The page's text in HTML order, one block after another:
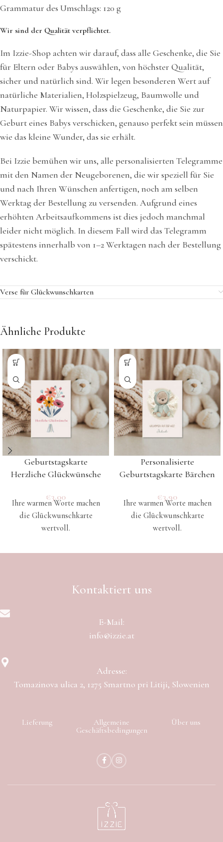
Grammatur des Umschlags: 120 g
Wir sind der Qualität verpflichtet.
Im Izzie-Shop achten wir darauf, dass alle Geschenke, die Sie
für Eltern oder Babys auswählen, von höchster Qualität,
sicher und natürlich sind. Wir legen besonderen Wert auf
natürliche Materialien, Holzspielzeug, Baumwolle und
Naturpapier. Wir wissen, dass die Geschenke, die Sie zur
Geburt eines Babys verschicken, genauso perfekt sein müssen
wie das kleine Wunder, das sie erhält.
Bei Izzie bemühen wir uns, alle personalisierten Telegramme
mit den Namen der Neugeborenen, die wir speziell für Sie
und nach Ihren Wünschen anfertigen, noch am selben
Werktag der Bestellung zu versenden. Aufgrund eines
erhöhten Arbeitsaufkommens ist dies jedoch manchmal
leider nicht möglich. In diesem Fall wird das Telegramm
spätestens innerhalb von 1–2 Werktagen nach der Bestellung
verschickt.
Verse für Glückwunschkarten
Ähnliche Produkte
Geburtstagskarte
Herzliche Glückwünsche
€3.00
Ihre warmen Worte machen
die Glückwunschkarte
wertvoll.
Personalisierte
Geburtstagskarte Bärchen
€3.90
Ihre warmen Worte machen
die Glückwunschkarte
wertvoll.
Kontaktiert uns
E-Mail:
info@izzie.at
Adresse:
Tomazinova ulica 2, 1275 Smartno pri Litiji, Slowenien
Lieferung
Allgemeine
Geschäftsbedingungen
Über uns